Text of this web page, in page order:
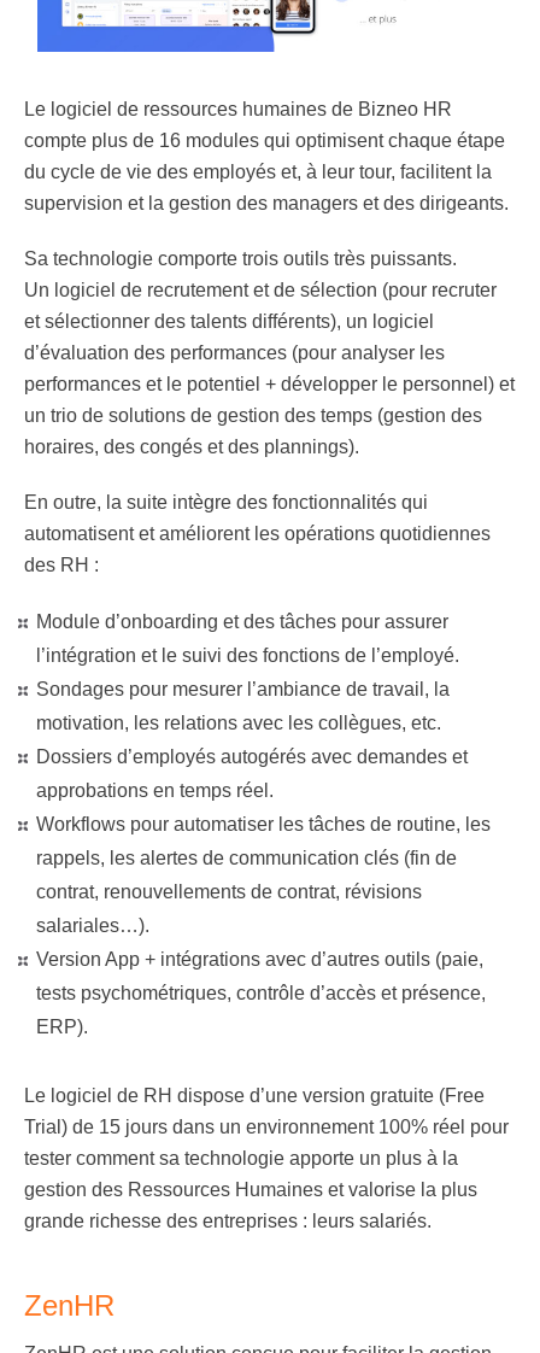
Le logiciel de ressources humaines de Bizneo HR
compte plus de 16 modules qui optimisent chaque étape
du cycle de vie des employés et, à leur tour, facilitent la
supervision et la gestion des managers et des dirigeants.
Sa technologie comporte trois outils très puissants.
Un logiciel de recrutement et de sélection (pour recruter
et sélectionner des talents différents), un logiciel
d’évaluation des performances (pour analyser les
performances et le potentiel + développer le personnel) et
un trio de solutions de gestion des temps (gestion des
horaires, des congés et des plannings).
En outre, la suite intègre des fonctionnalités qui
automatisent et améliorent les opérations quotidiennes
des RH :
Module d’onboarding et des tâches pour assurer
l’intégration et le suivi des fonctions de l’employé.
Sondages pour mesurer l’ambiance de travail, la
motivation, les relations avec les collègues, etc.
Dossiers d’employés autogérés avec demandes et
approbations en temps réel.
Workflows pour automatiser les tâches de routine, les
rappels, les alertes de communication clés (fin de
contrat, renouvellements de contrat, révisions
salariales…).
Version App + intégrations avec d’autres outils (paie,
tests psychométriques, contrôle d’accès et présence,
ERP).
Le logiciel de RH dispose d’une version gratuite (Free
Trial) de 15 jours dans un environnement 100% réel pour
tester commentsa technologie apporte un plus à la
gestion des Ressources Humaines et valorise la plus
grande richesse des entreprises : leurs salariés.
ZenHR